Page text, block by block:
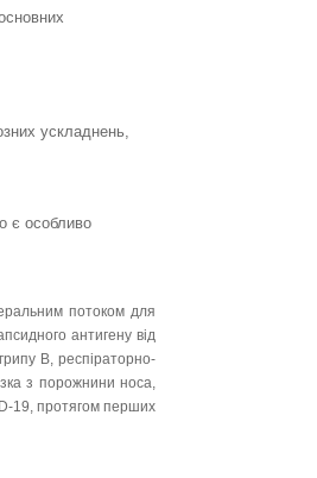
ускладнень,
є особливо
потокомдля
ан­ти­гену від
B, респіраторно-
з порожнини носа,
-19, про­тя­гом перших